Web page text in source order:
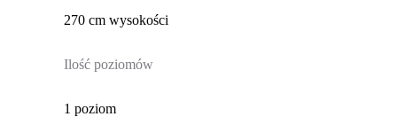
270 cm wysokości
Ilość poziomów
1 poziom